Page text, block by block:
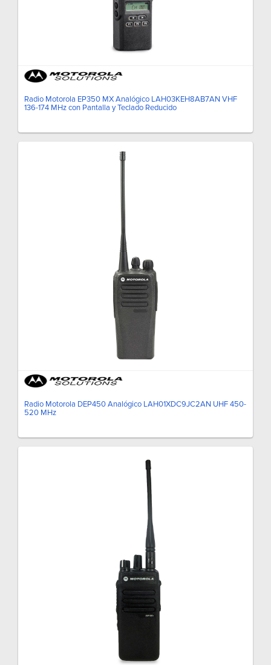
Radio Motorola EP350 MX Analógico LAH03KEH8AB7AN VHF
136-174 MHz con Pantalla y Teclado Reducido
Radio Motorola DEP450 Analógico LAH01XDC9JC2AN UHF 450-
520 MHz